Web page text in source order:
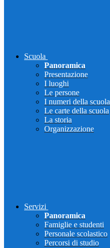
Scuola
Panoramica
Presentazione
I luoghi
Le persone
I numeri della scuola
Le carte della scuola
La storia
Organizzazione
Servizi
Panoramica
Famiglie e studenti
Personale scolastico
Percorsi di studio